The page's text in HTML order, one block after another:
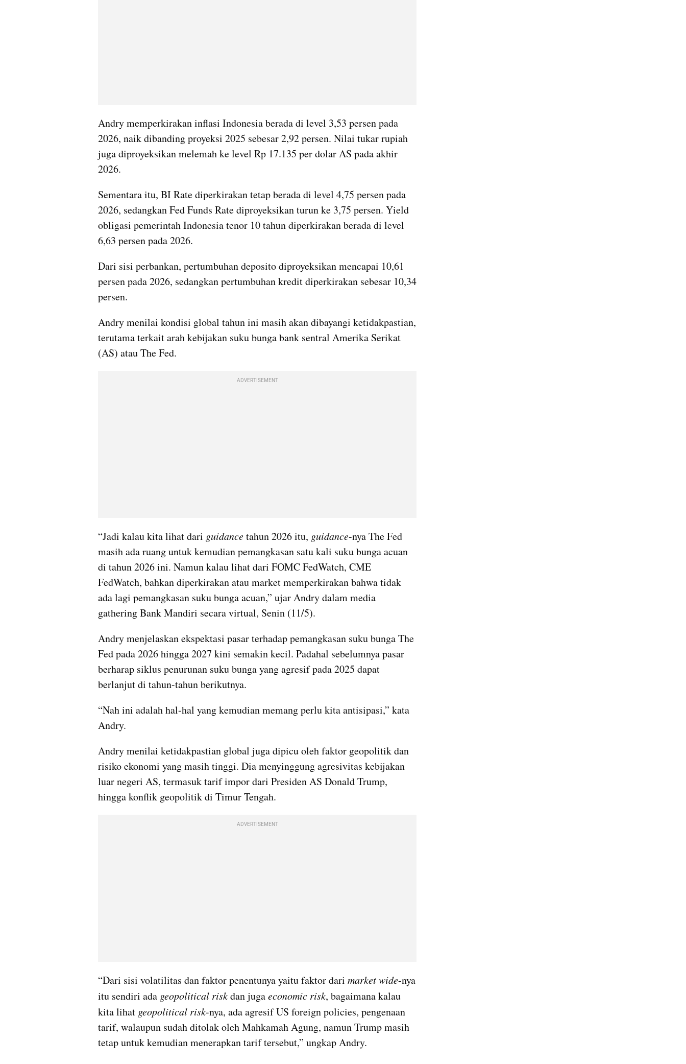
Andry memperkirakan inflasi Indonesia berada di level 3,53 persen pada
2026, naik dibanding proyeksi 2025 sebesar 2,92 persen. Nilai tukar rupiah
juga diproyeksikan melemah ke level Rp 17.135 per dolar AS pada akhir
2026.
Sementara itu, BI Rate diperkirakan tetap berada di level 4,75 persen pada
2026, sedangkan Fed Funds Rate diproyeksikan turun ke 3,75 persen. Yield
obligasi pemerintah Indonesia tenor 10 tahun diperkirakan berada di level
6,63 persen pada 2026.
Dari sisi perbankan, pertumbuhan deposito diproyeksikan mencapai 10,61
persen pada 2026, sedangkan pertumbuhan kredit diperkirakan sebesar 10,34
persen.
Andry menilai kondisi global tahun ini masih akan dibayangi ketidakpastian,
terutama terkait arah kebijakan suku bunga bank sentral Amerika Serikat
(AS) atau The Fed.
ADVERTISEMENT
“Jadi kalau kita lihat dari guidance tahun 2026 itu, guidance-nya The Fed
masih ada ruang untuk kemudian pemangkasan satu kali suku bunga acuan
di tahun 2026 ini. Namun kalau lihat dari FOMC FedWatch, CME
FedWatch, bahkan diperkirakan atau market memperkirakan bahwa tidak
ada lagi pemangkasan suku bunga acuan,” ujar Andry dalam media
gathering Bank Mandiri secara virtual, Senin (11/5).
Andry menjelaskan ekspektasi pasar terhadap pemangkasan suku bunga The
Fed pada 2026 hingga 2027 kini semakin kecil. Padahal sebelumnya pasar
berharap siklus penurunan suku bunga yang agresif pada 2025 dapat
berlanjut di tahun-tahun berikutnya.
“Nah ini adalah hal-hal yang kemudian memang perlu kita antisipasi,” kata
Andry.
Andry menilai ketidakpastian global juga dipicu oleh faktor geopolitik dan
risiko ekonomi yang masih tinggi. Dia menyinggung agresivitas kebijakan
luar negeri AS, termasuk tarif impor dari Presiden AS Donald Trump,
hingga konflik geopolitik di Timur Tengah.
ADVERTISEMENT
“Dari sisi volatilitas dan faktor penentunya yaitu faktor dari market wide-nya
itu sendiri ada geopolitical risk dan juga economic risk, bagaimana kalau
kita lihat geopolitical risk-nya, ada agresif US foreign policies, pengenaan
tarif, walaupun sudah ditolak oleh Mahkamah Agung, namun Trump masih
tetap untuk kemudian menerapkan tarif tersebut,” ungkap Andry.